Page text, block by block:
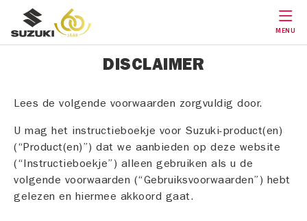
MENU
DISCLAIMER
Lees de volgende voorwaarden zorgvuldig door.
U mag het instructieboekje voor Suzuki-product(en)
(“Product(en)”) dat we aanbieden op deze website
(“Instructieboekje”) alleen gebruiken als u de
volgende voorwaarden (“Gebruiksvoorwaarden”) hebt
gelezen en hiermee akkoord gaat.